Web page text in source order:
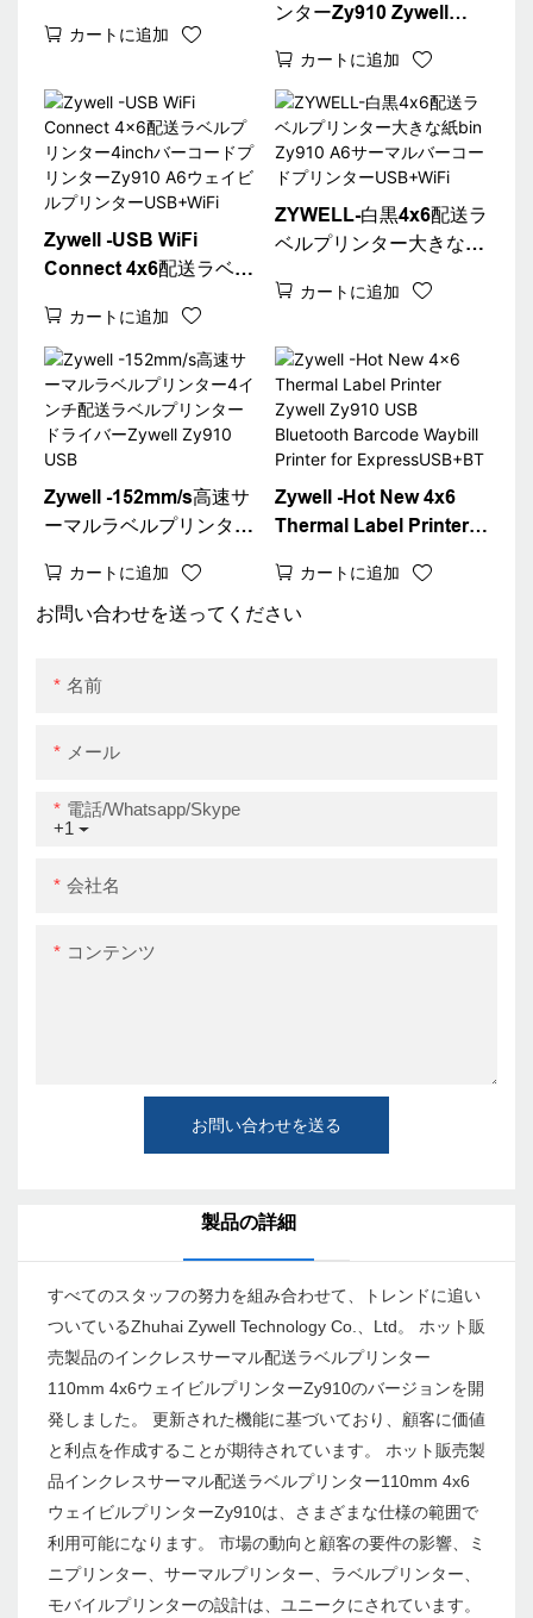
Zy910アドレスウェイビ
USB
カートに追加
ンターZy910 Zywell
マルラベルプリンターマ
シンA6ウェイビルプリ
ンターUSB+BT
カートに追加
Zywell -USB WiFi
Connect 4x6配送ラベル
ードプリンターZy910
A6ウェイビルプリンタ
ーUSB+WiFi
カートに追加
ZYWELL-白黒4x6配送ラ
ベルプリンター大きな紙
ーコードプリンター
カートに追加
Zywell -152mm/s高速サ
ーマルラベルプリンター
ンタードライバーZywell
Zy910 USB
カートに追加
Zywell -Hot New 4x6
Thermal Label Printer
Bluetooth Barcode
Waybill Printer for
カートに追加
お問い合わせを送ってください
名前
メール
+1
電話/whatsapp/skype
会社名
コンテンツ
お問い合わせを送る
製品の詳細
すべてのスタッフの努力を組み合わせて、トレンドに追い
ついているZhuhai Zywell Technology Co.、Ltd。 ホット販
売製品のインクレスサーマル配送ラベルプリンター
110mm 4x6ウェイビルプリンターZy910のバージョンを開
発しました。 更新された機能に基づいており、顧客に価値
と利点を作成することが期待されています。 ホット販売製
品インクレスサーマル配送ラベルプリンター110mm 4x6
ウェイビルプリンターZy910は、さまざまな仕様の範囲で
利用可能になります。 市場の動向と顧客の要件の影響、ミ
ニプリンター、サーマルプリンター、ラベルプリンター、
モバイルプリンターの設計は、ユニークにされています。